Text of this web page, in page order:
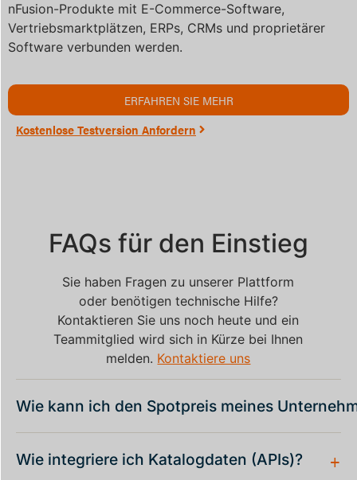
nFusion-Produkte mit E-Commerce-Software,
Vertriebsmarktplätzen, ERPs, CRMs und proprietärer
Software verbunden werden.
ERFAHREN SIE MEHR
Kostenlose Testversion Anfordern
FAQs für den Einstieg
Sie haben Fragen zu unserer Plattform
oder benötigen technische Hilfe?
Kontaktieren Sie uns noch heute und ein
Teammitglied wird sich in Kürze bei Ihnen
melden. Kontaktiere uns
Wie kann ich den Spotpreis meines
Wie integriere ich Katalogdaten (APIs)? +